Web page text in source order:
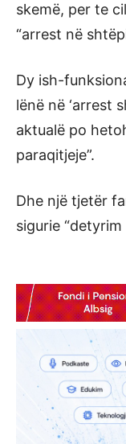
skemë, per te
“arrest në
Dy ish-
lënë në ‘arrest
aktualë po
paraqitjeje”.
Dhe një tjetër
sigurie